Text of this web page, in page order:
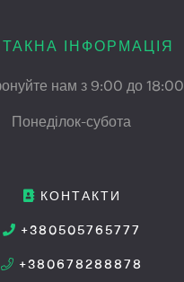
ІНФОРМАЦІЯ
нам з 9:00 до 18:00
Понеділок-субота
КОНТАКТИ
+380505765777
+380678288878